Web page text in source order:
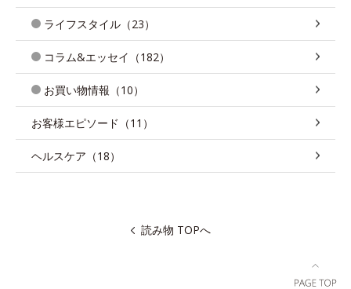
ライフスタイル（23）
コラム&エッセイ（182）
お買い物情報（10）
お客様エピソード（11）
ヘルスケア（18）
読み物 TOPへ